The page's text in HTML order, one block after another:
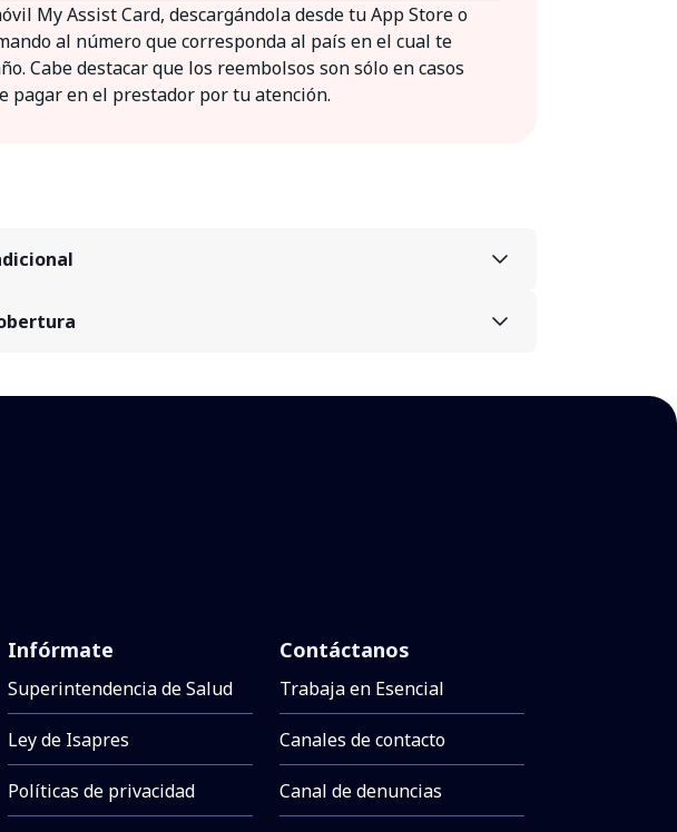
My Assist Card, descargándola desde tu App Store o
al número que corresponda al país en el cual te
Cabe destacar que los reembolsos son sólo en casos
pagar en el prestador por tu atención.
Infórmate
Superintendencia de Salud
Ley de Isapres
Políticas de privacidad
Contáctanos
Trabaja en Esencial
Canales de contacto
Canal de denuncias